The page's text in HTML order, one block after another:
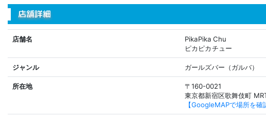
店舗詳細
店舗名
PikaPika Chu
ピカピカチュー
ジャンル ガールズバー（ガルバ）
所在地
〒160-0021
東京都新宿区歌舞伎町
【GoogleMAPで場所を確